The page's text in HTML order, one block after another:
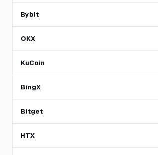
Bybit
OKX
KuCoin
BingX
Bitget
HTX